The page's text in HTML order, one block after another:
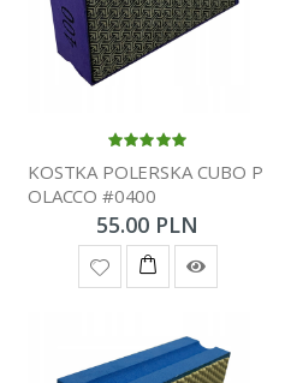
KOSTKA POLERSKA CUBO P
OLACCO #0400
55.00 PLN